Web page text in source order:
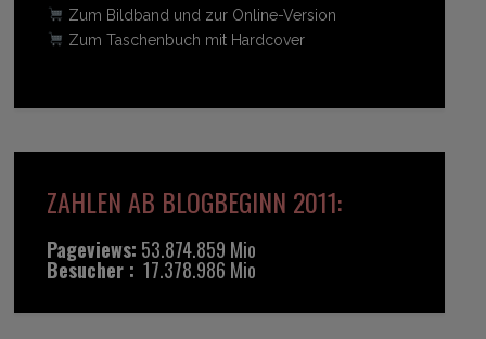
Zum Bildband und zur Online-Version
Zum Taschenbuch mit Hardcover
ZAHLEN AB BLOGBEGINN 2011:
Pageviews: 53.874.859 Mio
Besucher : 17.378.986 Mio